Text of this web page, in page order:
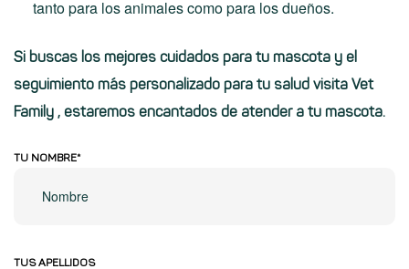
tanto para los animales como para los dueños.
Si buscas los mejores cuidados para tu mascota y el
seguimiento más personalizado para tu salud visita Vet
Family , estaremos encantados de atender a tu mascota.
TU NOMBRE*
TUS APELLIDOS